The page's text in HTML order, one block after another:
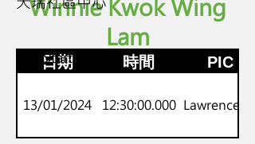
Winnie Kwok Wing
Lam
日期 時間 PIC
13/01/2024 12:30:00.000 Lawrence Lo
P.1-2
劍橋Starters